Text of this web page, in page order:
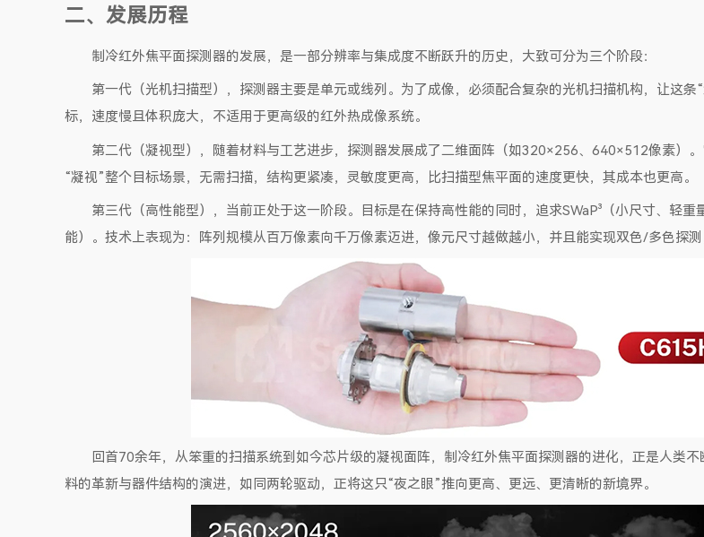
二、发展历程
制冷红外焦平面探测器的发展，是一部分辨率与集成度不断跃升的历史，大致可分为三个阶段：
第一代（光机扫描型），探测器主要是单元或线列。为了成像，必须配合复杂的光机扫描机构，让这条
标，速度慢且体积庞大，不适用于更高级的红外热成像系统。
第二代（凝视型），随着材料与工艺进步，探测器发展成了二维面阵（如320×256、640×512像素）
“凝视”整个目标场景，无需扫描，结构更紧凑，灵敏度更高，比扫描型焦平面的速度更快，其成本也更高。
第三代（高性能型），当前正处于这一阶段。目标是在保持高性能的同时，追求SWaP³（小尺寸、轻重
能）。技术上表现为：阵列规模从百万像素向千万像素迈进，像元尺寸越做越小，并且能实现双色/多色探测
回首70余年，从笨重的扫描系统到如今芯片级的凝视面阵，制冷红外焦平面探测器的进化，正是人类
料的革新与器件结构的演进，如同两轮驱动，正将这只“夜之眼”推向更高、更远、更清晰的新境界。